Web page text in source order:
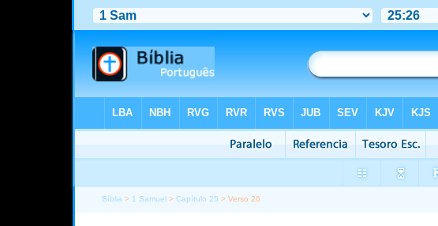
Bíblia > 1 Samuel >Capítulo 25 > Verso 26